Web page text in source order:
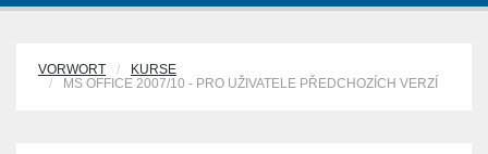
VORWORT
KURSE
MS OFFICE 2007/10 - PRO UŽIVATELE PŘEDCHOZÍCH VERZÍ